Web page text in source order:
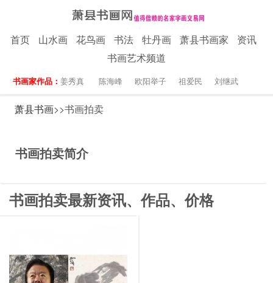
首页 山水画 花鸟画 书法 牡丹画 萧县书画家
资讯
书画艺术频道
书画家作品： 姜秀真 陈海峰 欧阳举子 祖爱民 刘继武
萧县书画>>书画拍卖
书画拍卖简介
书画拍卖最新资讯、作品、价格